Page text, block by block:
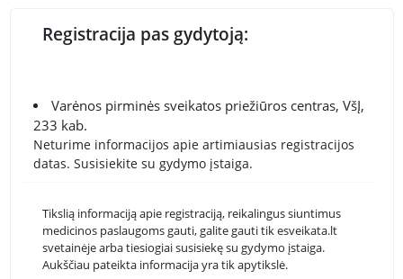
Registracija pas gydytoją:
Varėnos pirminės sveikatos priežiūros centras, VšĮ,
233 kab.
Neturime informacijos apie artimiausias registracijos
datas. Susisiekite su gydymo įstaiga.
Tikslią informaciją apie registraciją, reikalingus siuntimus
medicinos paslaugoms gauti, galite gauti tik esveikata.lt
svetainėje arba tiesiogiai susisiekę su gydymo įstaiga.
Aukščiau pateikta informacija yra tik apytikslė.